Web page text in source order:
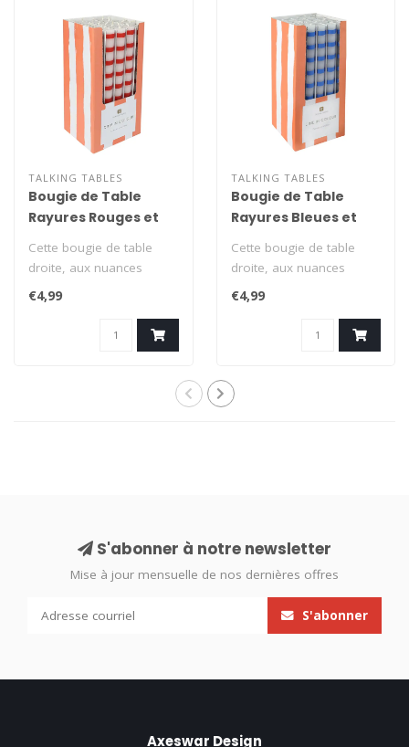
TALKING TABLES
Bougie de Table
Rayures Rouges et
Blanches
Cette bougie de table
droite, aux nuances
rouges et blanches et au
motif rayé o..
€4,99
TALKING TABLES
Bougie de Table
Rayures Bleues et
Blanches
Cette bougie de table
droite, aux nuances
bleues et blanches et au
motif rayé o..
€4,99
S'abonner à notre newsletter
Mise à jour mensuelle de nos dernières offres
S'abonner
Axeswar Design